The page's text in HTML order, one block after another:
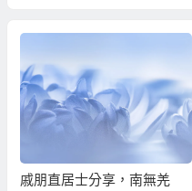
戚朋直居士分享，南無羌